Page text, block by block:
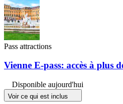
Pass attractions
Vienne E-pass: accès à plus
Disponible aujourd'hui
Voir ce qui est inclus